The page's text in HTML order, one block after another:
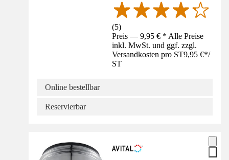
(5)
Preis — 9,95 € * Alle Preise
inkl. MwSt. und ggf. zzgl.
Versandkosten pro ST9,95 €*/
ST
Online bestellbar
Reservierbar